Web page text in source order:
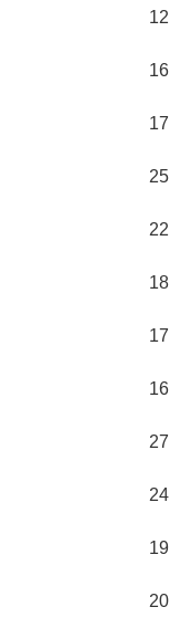
12
16
17
25
22
18
17
16
27
24
19
20